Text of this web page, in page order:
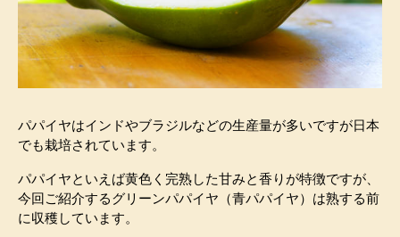
パパイヤはインドやブラジルなどの生産量が多いですが日本
でも栽培されています。
パパイヤといえば黄色く完熟した甘みと香りが特徴ですが、
今回ご紹介するグリーンパパイヤ（青パパイヤ）は熟する前
に収穫しています。